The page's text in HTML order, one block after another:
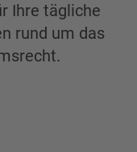
Ihre tägliche
rund um das